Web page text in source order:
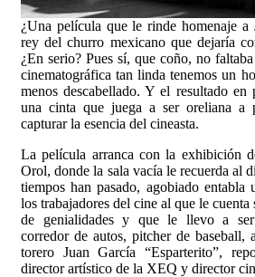
¿Una película que le rinde homenaje a
rey del churro mexicano que dejaría
¿En serio? Pues sí, que coño, no
cinematográfica tan linda tenemos un
menos descabellado. Y el resultado en
una cinta que juega a ser oreliana a
capturar la esencia del cineasta.
La película arranca con la exhibición
Orol, donde la sala vacía le recuerda al
tiempos han pasado, agobiado entabla
los trabajadores del cine al que le
de genialidades y que le llevo a ser
corredor de autos, pitcher de baseball,
torero Juan García “Esparterito”,
director artístico de la XEQ y director